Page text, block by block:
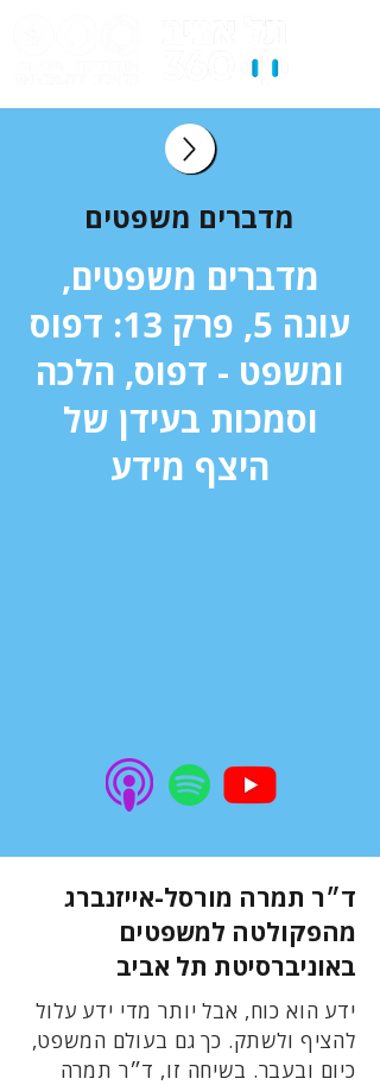
מדברים משפטים
מדברים משפטים,
עונה 5, פרק 13: דפוס
ומשפט - דפוס, הלכה
וסמכות בעידן של
היצף מידע
ד״ר תמרה מורסל-אייזנברג
מהפקולטה למשפטים
באוניברסיטת תל אביב
ידע הוא כוח, אבל יותר מדי ידע עלול
להציף ולשתק. כך גם בעולם המשפט,
כיום ובעבר. בשיחה זו, ד״ר תמרה